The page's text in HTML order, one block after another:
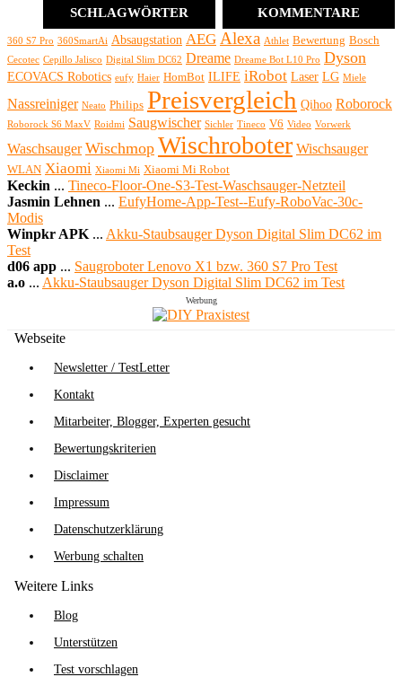
SCHLAGWÖRTER KOMMENTARE
360 S7 Pro 360SmartAi Absaugstation AEG Alexa Athlet Bewertung Bosch
Cecotec Cepillo Jalisco Digital Slim DC62 Dreame Dreame Bot L10 Pro Dyson
ECOVACS Robotics eufy Haier HomBot ILIFE iRobot Laser LG Miele
Nassreiniger Neato Philips Preisvergleich Qihoo Roborock
Roborock S6 MaxV Roidmi Saugwischer Sichler Tineco V6 Video Vorwerk
Waschsauger Wischmop Wischroboter Wischsauger
WLAN Xiaomi Xiaomi Mi Xiaomi Mi Robot
Keckin ... Tineco-Floor-One-S3-Test-Waschsauger-Netzteil
Jasmin Lehnen ... EufyHome-App-Test--Eufy-RoboVac-30c-
Modis
Winpkr APK ... Akku-Staubsauger Dyson Digital Slim DC62 im
Test
d06 app ... Saugroboter Lenovo X1 bzw. 360 S7 Pro Test
a.o ... Akku-Staubsauger Dyson Digital Slim DC62 im Test
Werbung
Webseite
Newsletter / TestLetter
Kontakt
Mitarbeiter, Blogger, Experten gesucht
Bewertungskriterien
Disclaimer
Impressum
Datenschutzerklärung
Werbung schalten
Weitere Links
Blog
Unterstützen
Test vorschlagen